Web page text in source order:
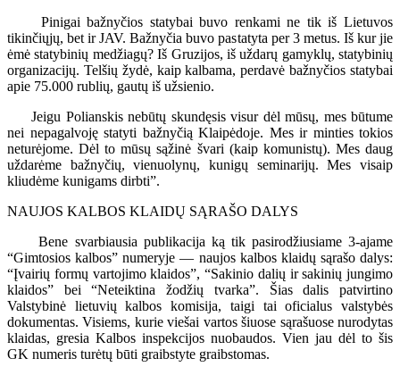
Pinigai bažnyčios statybai buvo renkami ne tik iš Lietuvos
tikinčiųjų, bet ir JAV. Bažnyčia buvo pastatyta per 3 metus. Iš kur jie
ėmė statybinių medžiagų? Iš Gruzijos, iš uždarų gamyklų, statybinių
organizacijų. Telšių žydė, kaip kalbama, perdavė bažnyčios statybai
apie 75.000 rublių, gautų iš užsienio.
Jeigu Polianskis nebūtų skundęsis visur dėl mūsų, mes būtume
nei nepagalvoję statyti bažnyčią Klaipėdoje. Mes ir minties tokios
neturėjome. Dėl to mūsų sąžinė švari (kaip komunistų). Mes daug
uždarėme bažnyčių, vienuolynų, kunigų seminarijų. Mes visaip
kliudėme kunigams dirbti”.
NAUJOS KALBOS KLAIDŲ SĄRAŠO DALYS
Bene svarbiausia publikacija ką tik pasirodžiusiame 3-ajame
“Gimtosios kalbos” numeryje — naujos kalbos klaidų sąrašo dalys:
“Įvairių formų vartojimo klaidos”, “Sakinio dalių ir sakinių jungimo
klaidos” bei “Neteiktina žodžių tvarka”. Šias dalis patvirtino
Valstybinė lietuvių kalbos komisija, taigi tai oficialus valstybės
dokumentas. Visiems, kurie viešai vartos šiuose sąrašuose nurodytas
klaidas, gresia Kalbos inspekcijos nuobaudos. Vien jau dėl to šis
GK numeris turėtų būti graibstyte graibstomas.